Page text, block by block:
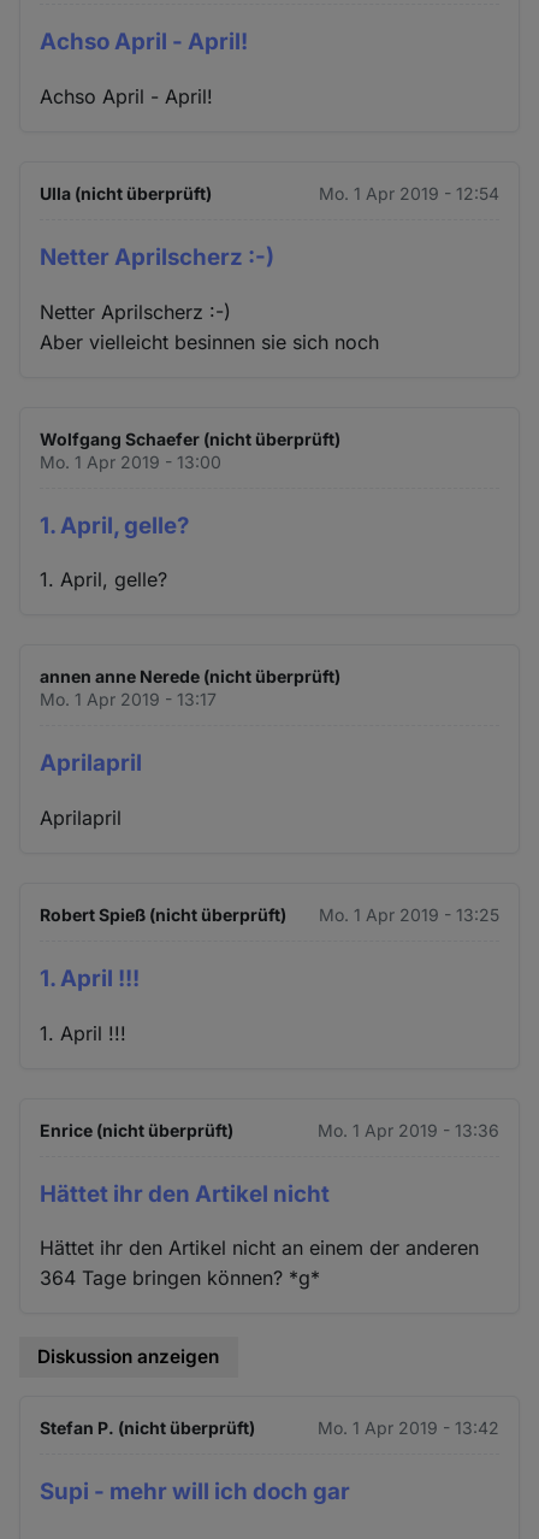
Achso April - April!
Achso April - April!
Ulla (nicht überprüft) Mo. 1 Apr 2019 - 12:54
Netter Aprilscherz :-)
Netter Aprilscherz :-)
Aber vielleicht besinnen sie sich noch
Wolfgang Schaefer (nicht überprüft)
Mo. 1 Apr 2019 - 13:00
1. April, gelle?
1. April, gelle?
annen anne Nerede (nicht überprüft)
Mo. 1 Apr 2019 - 13:17
Aprilapril
Aprilapril
Robert Spieß (nicht überprüft) Mo. 1 Apr 2019 - 13:25
1. April !!!
1. April !!!
Enrice (nicht überprüft) Mo. 1 Apr 2019 - 13:36
Hättet ihr den Artikel nicht
Hättet ihr den Artikel nicht an einem der anderen
364 Tage bringen können? *g*
Diskussion anzeigen
Stefan P. (nicht überprüft) Mo. 1 Apr 2019 - 13:42
Supi - mehr will ich doch gar